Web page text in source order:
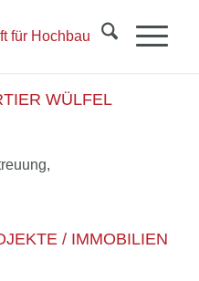
WÜLFEL
/ IMMOBILIEN